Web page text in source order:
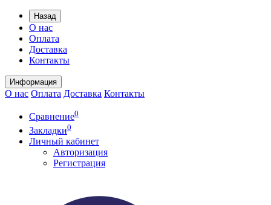
Назад
О нас
Оплата
Доставка
Контакты
Информация
О нас Оплата Доставка Контакты
Сравнение0
Закладки0
Личный кабинет
Авторизация
Регистрация